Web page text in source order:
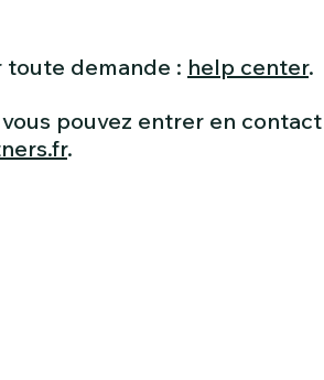
toute demande : help center.
pouvez entrer en
.